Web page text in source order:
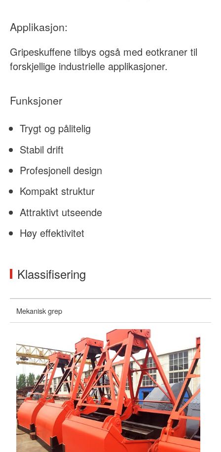
Applikasjon:
Gripeskuffene tilbys også med eotkraner til
forskjellige industrielle applikasjoner.
Funksjoner
Trygt og pålitelig
Stabil drift
Profesjonell design
Kompakt struktur
Attraktivt utseende
Høy effektivitet
Klassifisering
Mekanisk grep